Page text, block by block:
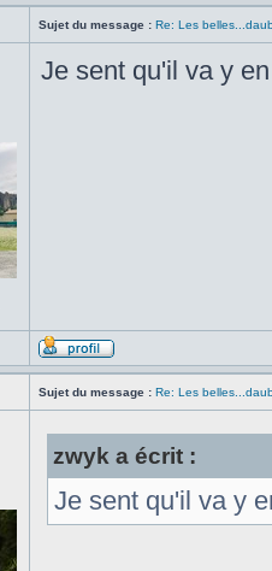
Sujet du message : Re: Les
Je sent qu'il va y
Sujet du message : Re: Les
zwyk a écrit :
Je sent qu'il va y